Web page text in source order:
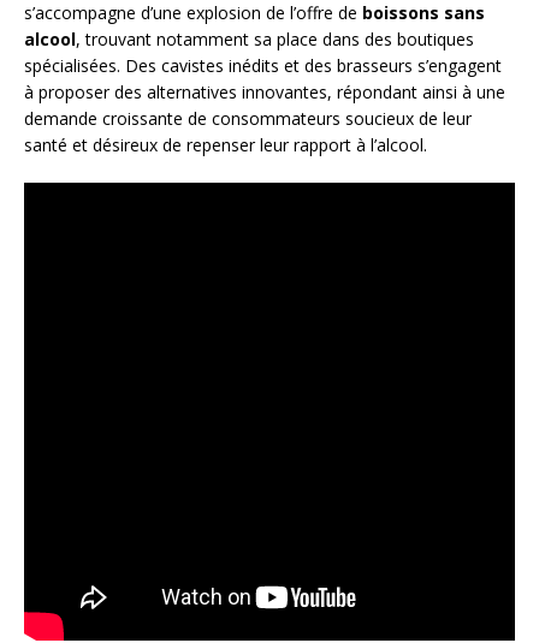
s’accompagne d’une explosion de l’offre de boissons sans
alcool, trouvant notamment sa place dans des boutiques
spécialisées. Des cavistes inédits et des brasseurs s’engagent
à proposer des alternatives innovantes, répondant ainsi à une
demande croissante de consommateurs soucieux de leur
santé et désireux de repenser leur rapport à l’alcool.